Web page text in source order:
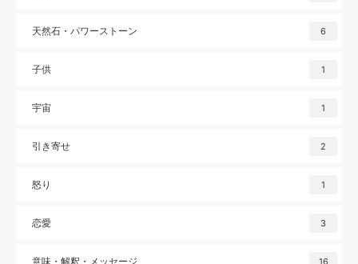
天然石・パワーストーン 6
子供 1
宇宙 1
引き寄せ 2
怒り 1
恋愛 3
意味・解釈・メッセージ 16